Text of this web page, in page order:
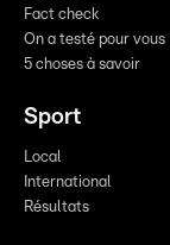
Fact check
On a testé pour vous
5 choses à savoir
Sport
Local
International
Résultats